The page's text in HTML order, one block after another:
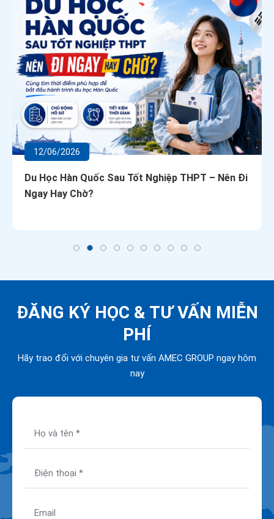
12/06/2026
Du Học Hàn Quốc Sau Tốt Nghiệp THPT – Nên Đi
Ngay Hay Chờ?
ĐĂNG KÝ HỌC & TƯ VẤN MIỄN
PHÍ
Hãy trao đổi với chuyên gia tư vấn AMEC GROUP ngay hôm
nay